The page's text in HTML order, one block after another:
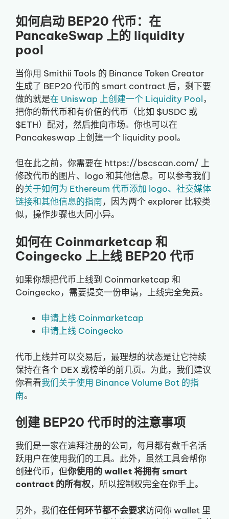
如何启动 BEP20 代币：在
PancakeSwap 上的 liquidity
pool
当你用 Smithii Tools 的 Binance Token Creator
生成了 BEP20 代币的 smart contract 后，剩下要
做的就是在 Uniswap 上创建一个 Liquidity Pool，
把你的新代币和有价值的代币（比如 $USDC 或
$ETH）配对，然后推向市场。你也可以在
Pancakeswap 上创建一个 liquidity pool。
但在此之前，你需要在 https://bscscan.com/ 上
修改代币的图片、logo 和其他信息。可以参考我们
的关于如何为 Ethereum 代币添加 logo、社交媒体
链接和其他信息的指南，因为两个 explorer 比较类
似，操作步骤也大同小异。
如何在 Coinmarketcap 和
Coingecko 上上线 BEP20 代币
如果你想把代币上线到 Coinmarketcap 和
Coingecko，需要提交一份申请，上线完全免费。
申请上线 Coinmarketcap
申请上线 Coingecko
代币上线并可以交易后，最理想的状态是让它持续
保持在各个 DEX 或榜单的前几页。为此，我们建议
你看看我们关于使用 Binance Volume Bot 的指
南。
创建 BEP20 代币时的注意事项
我们是一家在迪拜注册的公司，每月都有数千名活
跃用户在使用我们的工具。此外，虽然工具会帮你
创建代币，但你使用的 wallet 将拥有 smart
contract 的所有权，所以控制权完全在你手上。
另外，我们在任何环节都不会要求访问你 wallet 里